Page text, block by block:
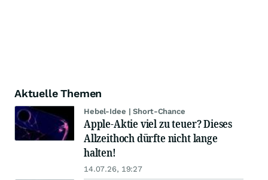
Aktuelle Themen
Hebel-Idee | Short-Chance
Apple-Aktie viel zu teuer? Dieses
Allzeithoch dürfte nicht lange
halten!
14.07.26, 19:27